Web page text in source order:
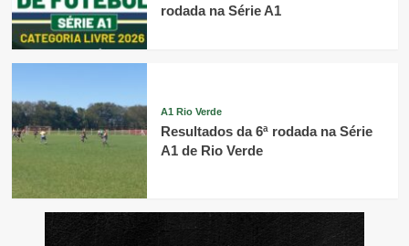
rodada na Série A1
A1 Rio Verde
Resultados da 6ª rodada na Série
A1 de Rio Verde